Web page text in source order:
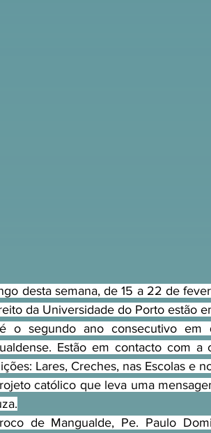
desta semana, de 15 a 22 de
da Universidade do Porto estão
o segundo ano consecutivo
Estão em contacto com a
Lares, Creches, nas Escolas e
católico que leva uma
de Mangualde, Pe. Paulo